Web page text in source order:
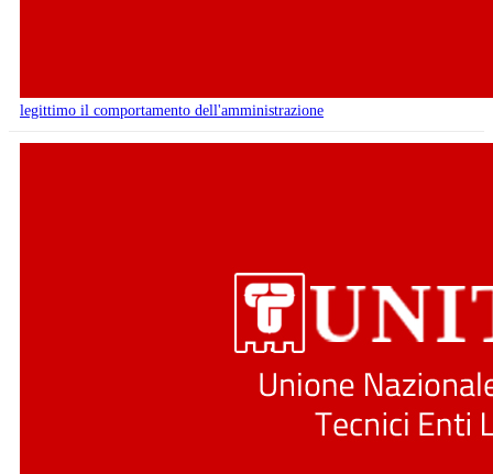
legittimo il comportamento dell'amministrazione